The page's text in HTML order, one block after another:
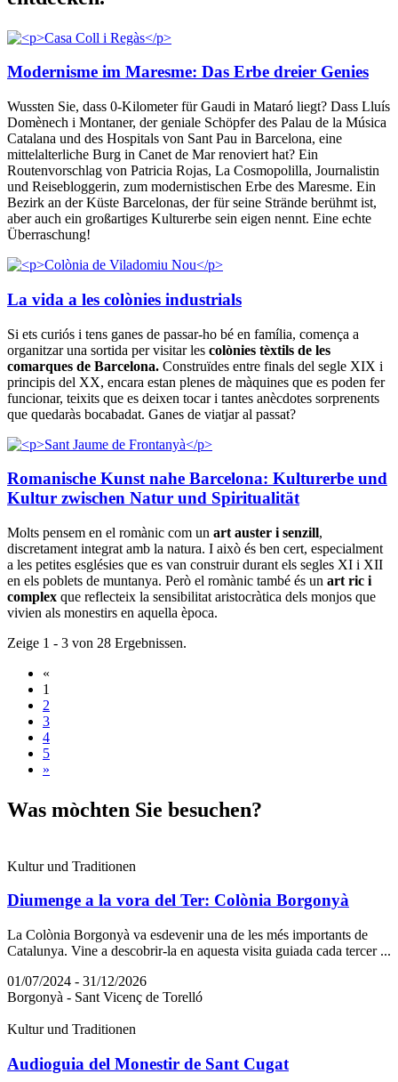
Modernisme im Maresme: Das Erbe dreier Genies
Wussten Sie, dass 0-Kilometer für Gaudi in Mataró liegt? Dass Lluís
Domènech i Montaner, der geniale Schöpfer des Palau de la Música
Catalana und des Hospitals von Sant Pau in Barcelona, eine
mittelalterliche Burg in Canet de Mar renoviert hat? Ein
Routenvorschlag von Patricia Rojas, La Cosmopolilla, Journalistin
und Reisebloggerin, zum modernistischen Erbe des Maresme. Ein
Bezirk an der Küste Barcelonas, der für seine Strände berühmt ist,
aber auch ein großartiges Kulturerbe sein eigen nennt. Eine echte
Überraschung!
La vida a les colònies industrials
Si ets curiós i tens ganes de passar-ho bé en família, comença a
organitzar una sortida per visitar les colònies tèxtils de les
comarques de Barcelona. Construïdes entre finals del segle XIX i
principis del XX, encara estan plenes de màquines que es poden fer
funcionar, teixits que es deixen tocar i tantes anècdotes sorprenents
que quedaràs bocabadat. Ganes de viatjar al passat?
Romanische Kunst nahe Barcelona: Kulturerbe und
Kultur zwischen Natur und Spiritualität
Molts pensem en el romànic com un art auster i senzill,
discretament integrat amb la natura. I això és ben cert, especialment
a les petites esglésies que es van construir durant els segles XI i XII
en els poblets de muntanya. Però el romànic també és un art ric i
complex que reflecteix la sensibilitat aristocràtica dels monjos que
vivien als monestirs en aquella època.
Zeige 1 - 3 von 28 Ergebnissen.
«
1
2
3
4
5
»
Was mòchten Sie besuchen?
Kultur und Traditionen
Diumenge a la vora del Ter: Colònia Borgonyà
La Colònia Borgonyà va esdevenir una de les més importants de
Catalunya. Vine a descobrir-la en aquesta visita guiada cada tercer ...
01/07/2024 - 31/12/2026
Borgonyà - Sant Vicenç de Torelló
Kultur und Traditionen
Audioguia del Monestir de Sant Cugat